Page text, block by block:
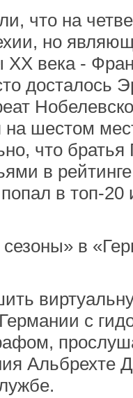
что на
но
XX века -
досталось
шестом
что
в
в топ-20
в
с
Альбрехте